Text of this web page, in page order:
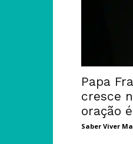
Papa
cresce
oração
Saber Viver